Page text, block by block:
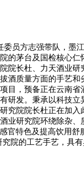
员方志强带队，墨
的茅台及国检核心
院长杜、力天酒业
酒质量方面的手艺
目，预备正在云南
发。秉承以科技立
究院院长杜正在加入
业研究院环绕除杂
特色及提高饮用舒
院的工艺手艺，具